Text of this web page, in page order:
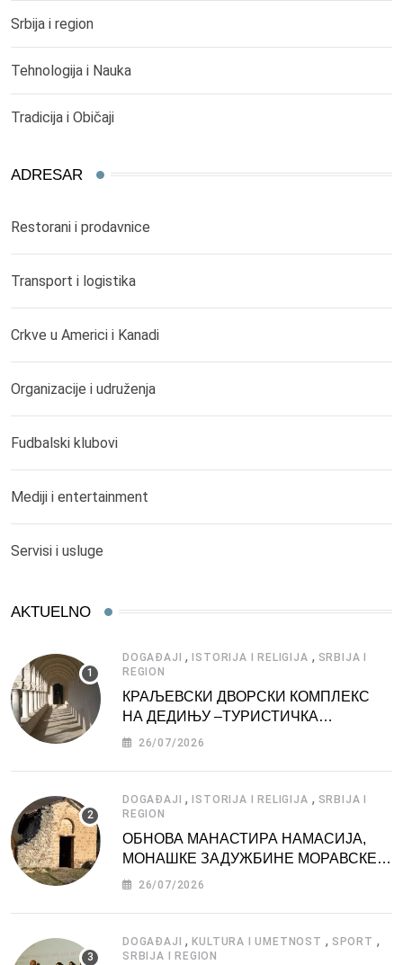
Srbija i region
Tehnologija i Nauka
Tradicija i Običaji
ADRESAR
Restorani i prodavnice
Transport i logistika
Crkve u Americi i Kanadi
Organizacije i udruženja
Fudbalski klubovi
Mediji i entertainment
Servisi i usluge
AKTUELNO
DOGAĐAJI ,ISTORIJA I RELIGIJA , SRBIJA I
REGION
КРАЉЕВСКИ ДВОРСКИ КОМПЛЕКС
НА ДЕДИЊУ –ТУРИСТИЧКА
АТРАКЦИЈА
26/07/2026
DOGAĐAJI ,ISTORIJA I RELIGIJA , SRBIJA I
REGION
ОБНОВА МАНАСТИРА НАМАСИЈА,
МОНАШКЕ ЗАДУЖБИНЕ МОРАВСКЕ
СРБИЈЕ
26/07/2026
DOGAĐAJI ,KULTURA I UMETNOST , SPORT ,
SRBIJA I REGION